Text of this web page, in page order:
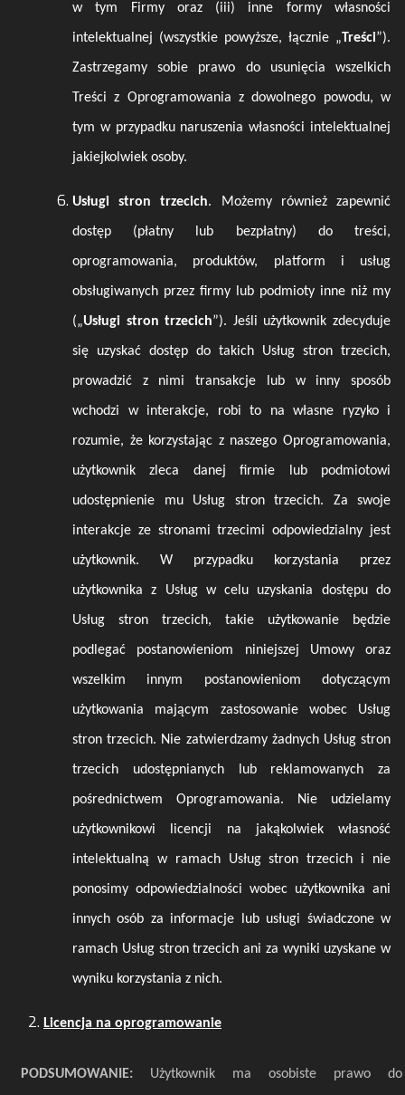
w tym Firmy oraz (iii) inne formy własności
intelektualnej (wszystkie powyższe, łącznie „Treści”).
Zastrzegamy sobie prawo do usunięcia wszelkich
Treści z Oprogramowania z dowolnego powodu, w
tym w przypadku naruszenia własności intelektualnej
jakiejkolwiek osoby.
Usługi stron trzecich. Możemy również zapewnić
dostęp (płatny lub bezpłatny) do treści,
oprogramowania, produktów, platform i usług
obsługiwanych przez firmy lub podmioty inne niż my
(„Usługi stron trzecich”). Jeśli użytkownik zdecyduje
się uzyskać dostęp do takich Usług stron trzecich,
prowadzić z nimi transakcje lub w inny sposób
wchodzi w interakcje, robi to na własne ryzyko i
rozumie, że korzystając z naszego Oprogramowania,
użytkownik zleca danej firmie lub podmiotowi
udostępnienie mu Usług stron trzecich. Za swoje
interakcje ze stronami trzecimi odpowiedzialny jest
użytkownik. W przypadku korzystania przez
użytkownika z Usług w celu uzyskania dostępu do
Usług stron trzecich, takie użytkowanie będzie
podlegać postanowieniom niniejszej Umowy oraz
wszelkim innym postanowieniom dotyczącym
użytkowania mającym zastosowanie wobec Usług
stron trzecich. Nie zatwierdzamy żadnych Usług stron
trzecich udostępnianych lub reklamowanych za
pośrednictwem Oprogramowania. Nie udzielamy
użytkownikowi licencji na jakąkolwiek własność
intelektualną w ramach Usług stron trzecich i nie
ponosimy odpowiedzialności wobec użytkownika ani
innych osób za informacje lub usługi świadczone w
ramach Usług stron trzecich ani za wyniki uzyskane w
wyniku korzystania z nich.
Licencja na oprogramowanie
PODSUMOWANIE: Użytkownik ma osobiste prawo